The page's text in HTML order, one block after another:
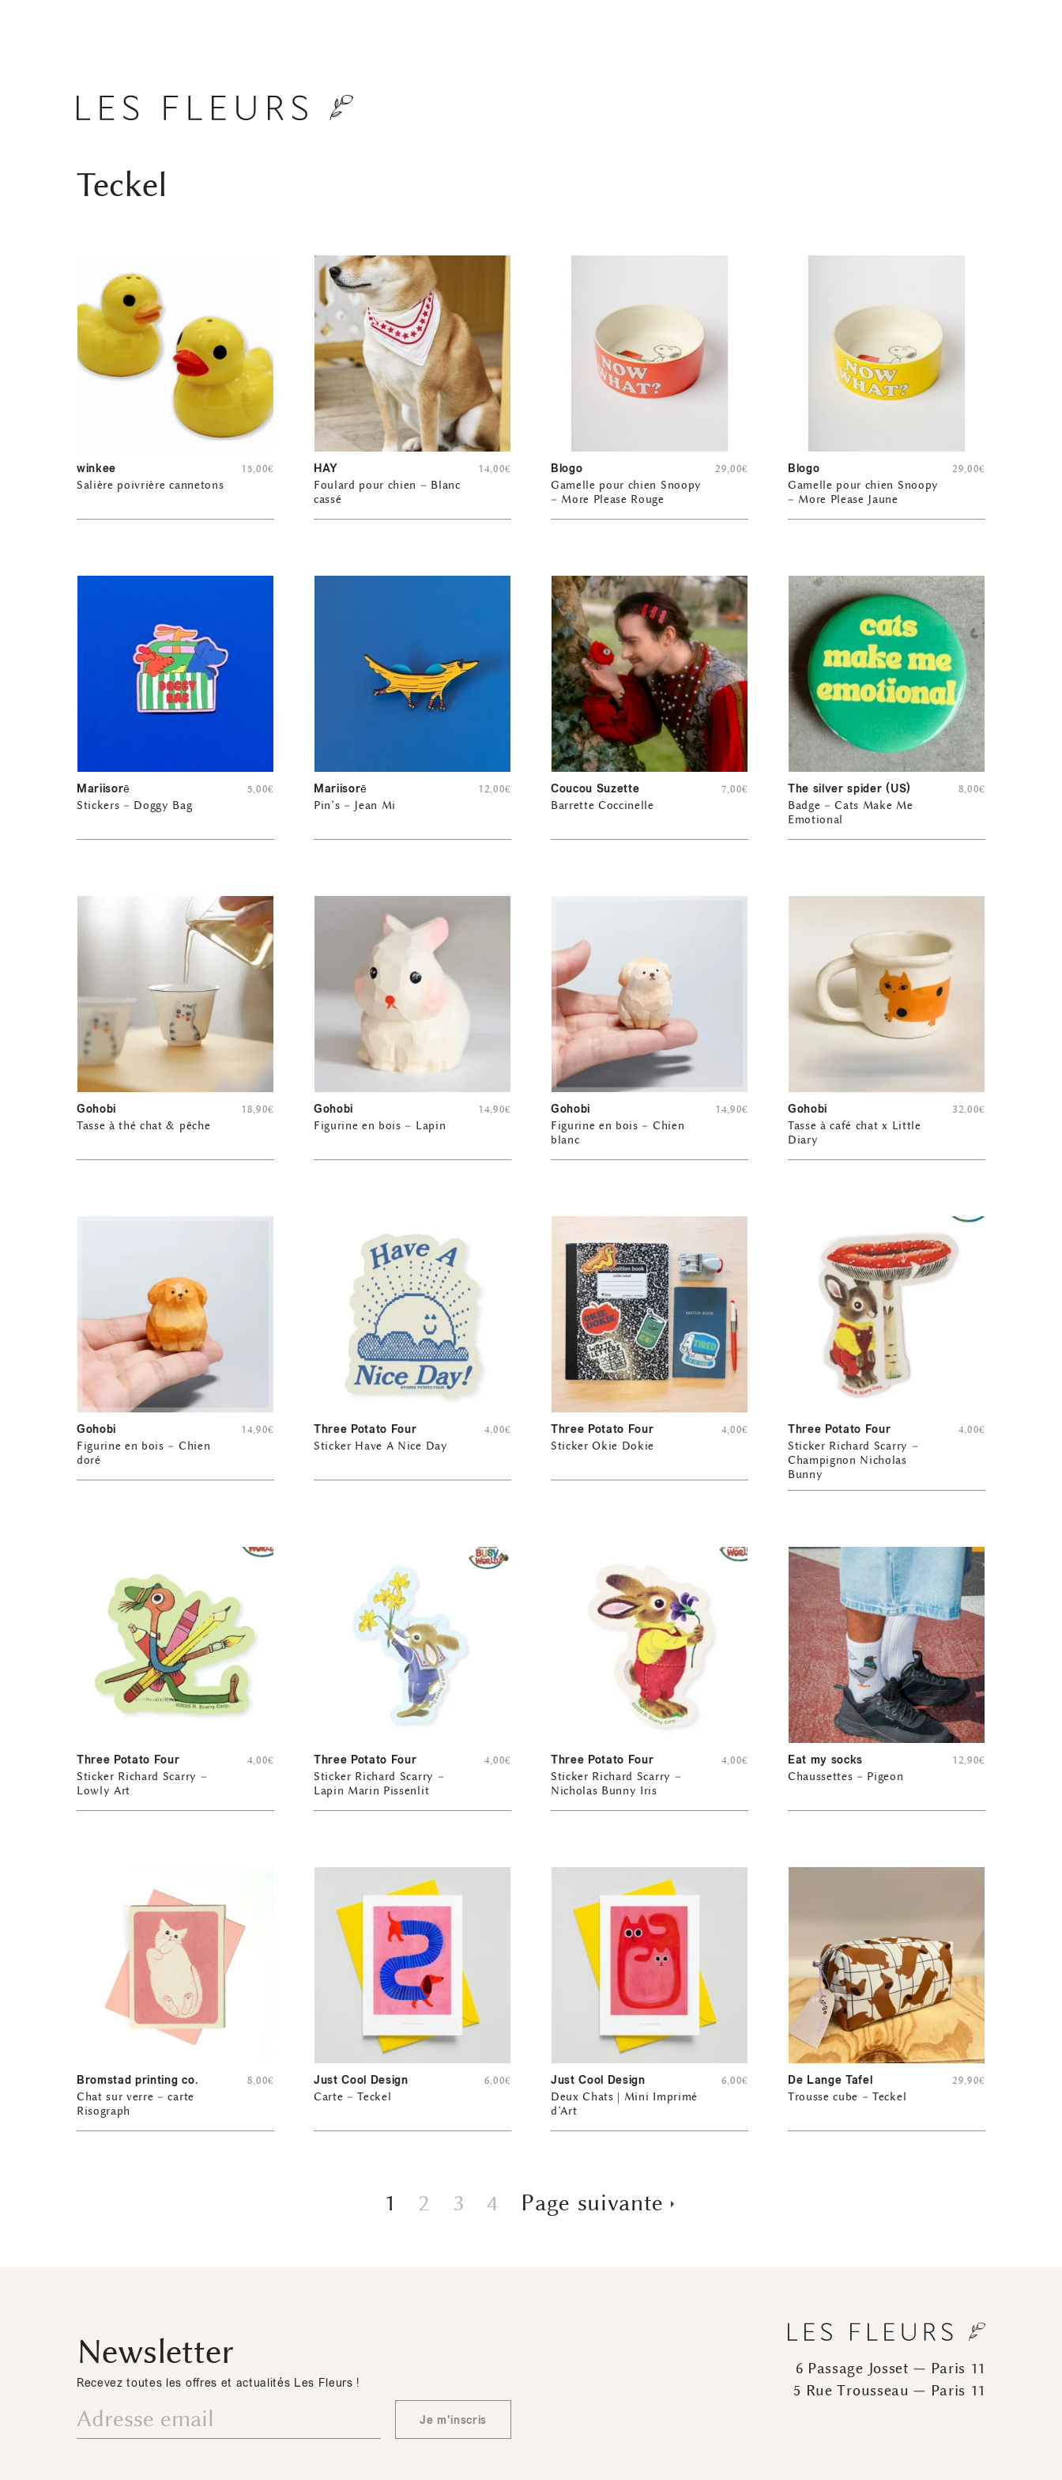
Teckel
winkee
Salière poivrière cannetons
15,00€ HAY
Foulard pour chien – Blanc
cassé
14,00€ Blogo
Gamelle pour chien Snoopy
– More Please Rouge
29,00€ Blogo
Gamelle pour chien Snoopy
– More Please Jaune
29,00€
Mariisorē
Stickers – Doggy Bag
5,00€ Mariisorē
Pin’s – Jean Mi
12,00€ Coucou Suzette
Barrette Coccinelle
7,00€ The silver spider (US)
Badge – Cats Make Me
Emotional
8,00€
Gohobi
Tasse à thé chat & pêche
18,90€ Gohobi
Figurine en bois – Lapin
14,90€ Gohobi
Figurine en bois – Chien
blanc
14,90€ Gohobi
Tasse à café chat x Little
Diary
32,00€
Gohobi
Figurine en bois – Chien
doré
14,90€ Three Potato Four
Sticker Have A Nice Day
4,00€ Three Potato Four
Sticker Okie Dokie
4,00€ Three Potato Four
Sticker Richard Scarry –
Champignon Nicholas
Bunny
4,00€
Three Potato Four
Sticker Richard Scarry –
Lowly Art
4,00€ Three Potato Four
Sticker Richard Scarry –
Lapin Marin Pissenlit
4,00€ Three Potato Four
Sticker Richard Scarry –
Nicholas Bunny Iris
4,00€ Eat my socks
Chaussettes – Pigeon
12,90€
Bromstad printing co.
Chat sur verre – carte
Risograph
8,00€ Just Cool Design
Carte – Teckel
6,00€ Just Cool Design
Deux Chats | Mini Imprimé
d’Art
6,00€ De Lange Tafel
Trousse cube – Teckel
29,90€
1 2 3 4 Page suivante
Newsletter
Recevez toutes les offres et actualités Les Fleurs !
Je m'inscris
6 Passage Josset — Paris 11
5 Rue Trousseau — Paris 11